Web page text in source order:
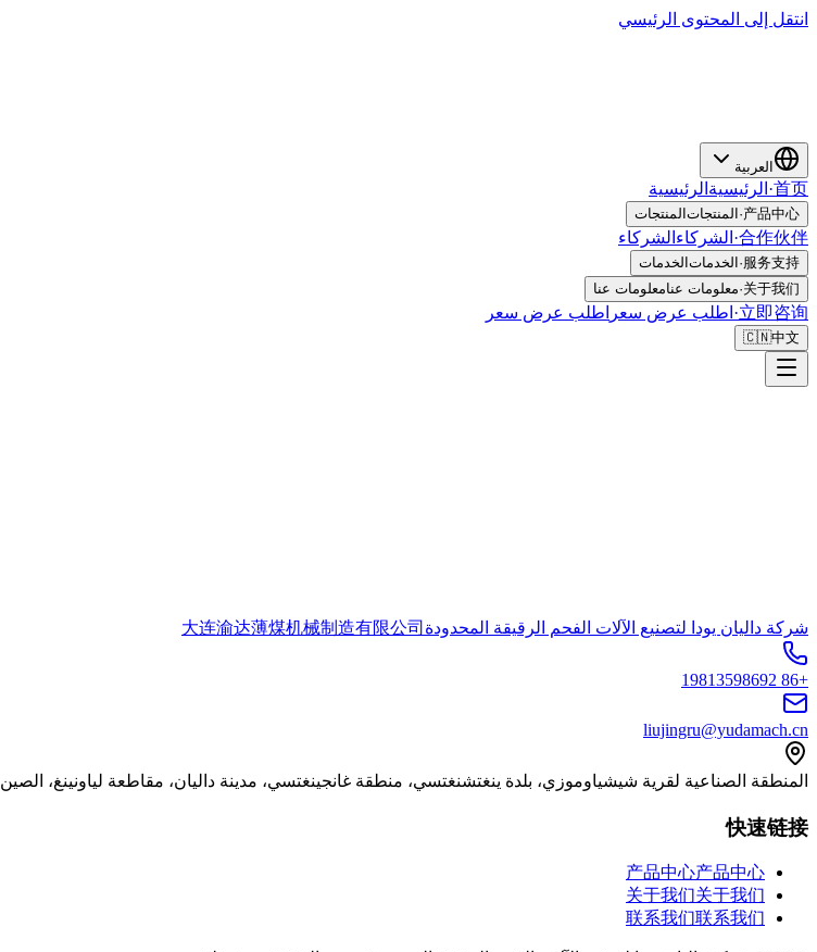
انتقل إلى المحتوى الرئيسي
العربية
首页
· الرئيسية الرئيسية
产品中心
· المنتجات المنتجات
合作伙伴
· الشركاء الشركاء
服务支持
· الخدمات الخدمات
关于我们
·معلومات عنامعلومات عنا
立即咨询
· اطلب عرض سعر اطلب عرض سعر
🇨🇳中文
شركة داليان يودا لتصنيع الآلات الفحم الرقيقة المحدودة 大连渝达薄煤机械制造有限公司
+86 19813598692
liujingru@yudamach.cn
المنطقة الصناعية لقرية شيشياوموزي، بلدة ينغتشنغتسي، منطقة غانجينغتسي، مدينة داليان، مقاطعة لياونينغ، الصين
快速链接
产品中心产品中心
关于我们关于我们
联系我们联系我们